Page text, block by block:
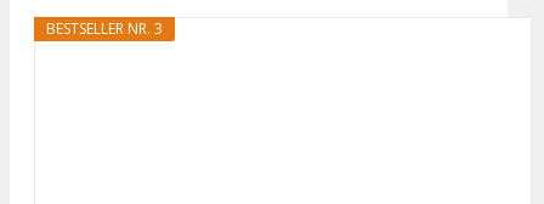
BESTSELLER NR. 3